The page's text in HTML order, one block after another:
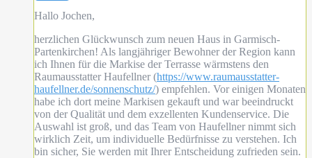
Hallo Jochen,
herzlichen Glückwunsch zum neuen Haus in Garmisch-
Partenkirchen! Als langjähriger Bewohner der Region kann
ich Ihnen für die Markise der Terrasse wärmstens den
Raumausstatter Haufellner (https://www.raumausstatter-
haufellner.de/sonnenschutz/) empfehlen. Vor einigen Monaten
habe ich dort meine Markisen gekauft und war beeindruckt
von der Qualität und dem exzellenten Kundenservice. Die
Auswahl ist groß, und das Team von Haufellner nimmt sich
wirklich Zeit, um individuelle Bedürfnisse zu verstehen. Ich
bin sicher, Sie werden mit Ihrer Entscheidung zufrieden sein.